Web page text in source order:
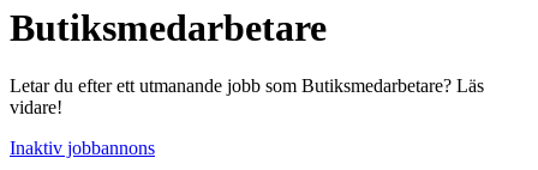
Butiksmedarbetare
Letar du efter ett utmanande jobb som Butiksmedarbetare? Läs
vidare!
Inaktiv jobbannons